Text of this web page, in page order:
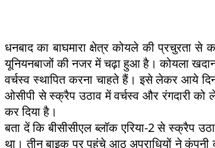
धनबाद का बाघमारा क्षेत्र कोयले की प्रचुरता
यूनियनबाजों की नजर में चढ़ा हुआ है। कोयला
वर्चस्व स्थापित करना चाहते हैं। इसे लेकर आये
ओसीपी से स्क्रैप उठाव में वर्चस्व और रंगदारी को
कर दिया है।
बता दें कि बीसीसीएल ब्लॉक एरिया-2 से स्क्रैप
था। तीन बाइक पर पहुंचे आठ अपराधियों ने कंपनी